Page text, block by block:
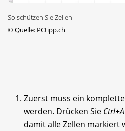
So schützen Sie Zellen
©Quelle: PCtipp.ch
Zuerst muss ein
werden. Drücken Sie
damit alle Zellen markiert